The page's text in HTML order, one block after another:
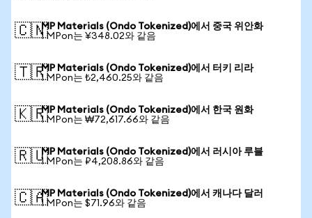
🇨🇳MP Materials (Ondo Tokenized)에서 중국 위안화
1 MPon는 ¥348.02와 같음
🇹🇷MP Materials (Ondo Tokenized)에서 터키 리라
1 MPon는 ₺2,460.25와 같음
🇰🇷MP Materials (Ondo Tokenized)에서 한국 원화
1 MPon는 ₩72,617.66와 같음
🇷🇺MP Materials (Ondo Tokenized)에서 러시아 루블
1 MPon는 ₽4,208.86와 같음
🇨🇦MP Materials (Ondo Tokenized)에서 캐나다 달러
1 MPon는 $71.96와 같음